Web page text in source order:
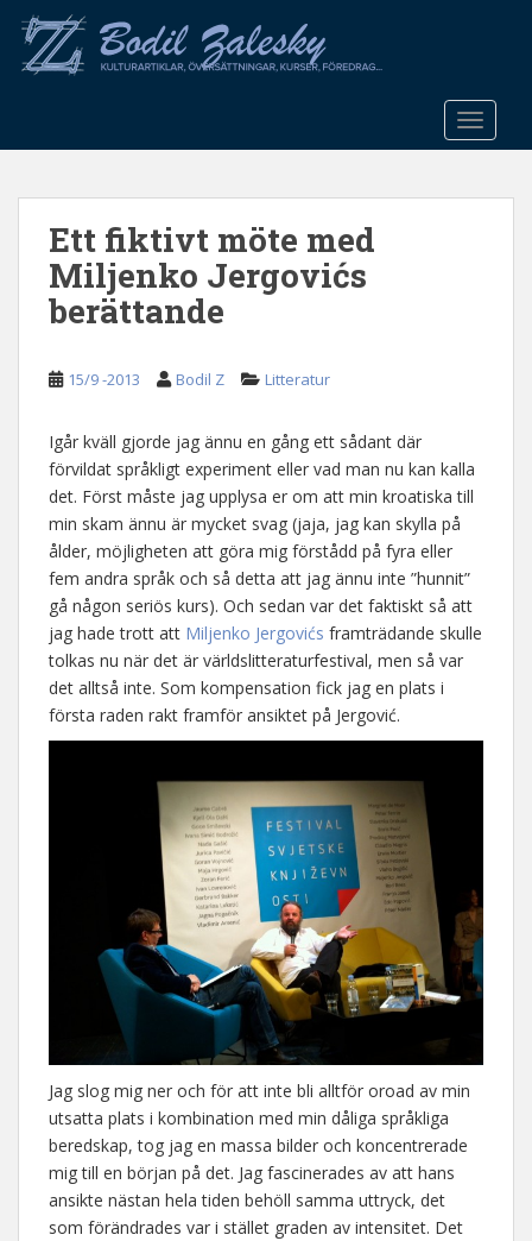
o
Ett fiktivt möte med
Miljenko Jergovićs
berättande
15/9 -2013 Bodil Z Litteratur
Igår kväll gjorde jag ännu en gång ett sådant där
förvildat språkligt experiment eller vad man nu kan kalla
det. Först måste jag upplysa er om att min kroatiska till
min skam ännu är mycket svag (jaja, jag kan skylla på
ålder, möjligheten att göra mig förstådd på fyra eller
fem andra språk och så detta att jag ännu inte ”hunnit”
gå någon seriös kurs). Och sedan var det faktiskt så att
jag hade trott att Miljenko Jergovićs framträdande skulle
tolkas nu när det är världslitteraturfestival, men så var
det alltså inte. Som kompensation fick jag en plats i
första raden rakt framför ansiktet på Jergović.
Jag slog mig ner och för att inte bli alltför oroad av min
utsatta plats i kombination med min dåliga språkliga
beredskap, tog jag en massa bilder och koncentrerade
mig till en början på det. Jag fascinerades av att hans
ansikte nästan hela tiden behöll samma uttryck, det
som förändrades var i stället graden av intensitet. Det